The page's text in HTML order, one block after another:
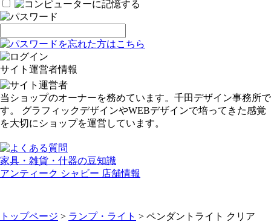
サイト運営者情報
当ショップのオーナーを務めています。千田デザイン事務所で
す。 グラフィックデザインやWEBデザインで培ってきた感覚
を大切にショップを運営しています。
家具・雑貨・什器の豆知識
アンティーク シャビー 店舗情報
トップページ > ランプ・ライト > ペンダントライト クリア